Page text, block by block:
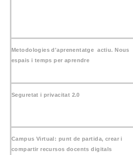
Metodologies d'aprenentatge actiu. Nous
espais i temps per aprendre
Seguretat i privacitat 2.0
Campus Virtual: punt de partida, crear i
compartir recursos docents digitals